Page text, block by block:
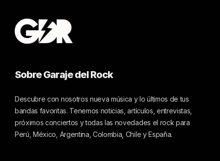
Sobre Garaje del Rock
Descubre con nosotros nueva música y lo últimos de tus
bandas favoritas. Tenemos noticias, artículos, entrevistas,
próximos conciertos y todas las novedades el rock para
Perú, México, Argentina, Colombia, Chile y España.